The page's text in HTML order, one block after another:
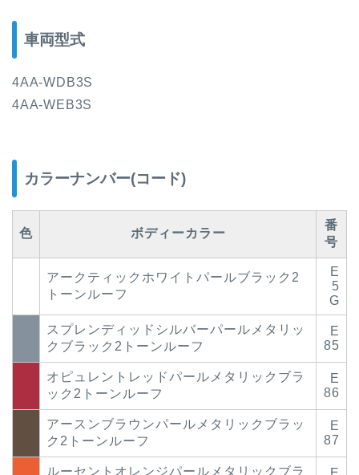
車両型式
4AA-WDB3S
4AA-WEB3S
カラーナンバー(コード)
色 ボディーカラー
番
号
アークティックホワイトパールブラック2
トーンルーフ
E
5
G
スプレンディッドシルバーパールメタリッ
クブラック2トーンルーフ
E
85
オピュレントレッドパールメタリックブラ
ック2トーンルーフ
E
86
アースンブラウンパールメタリックブラッ
ク2トーンルーフ
E
87
ルーセントオレンジパールメタリックブラ